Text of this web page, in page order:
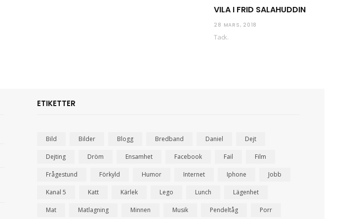
VILA I FRID SALAHUDDIN
28 MARS, 2018
Tack.
ETIKETTER
Bild Bilder Blogg Bredband Daniel Dejt
Dejting Dröm Ensamhet Facebook Fail Film
Frågestund Förkyld Humor Internet Iphone Jobb
Kanal 5 Katt Kärlek Lego Lunch Lägenhet
Mat Matlagning Minnen Musik Pendeltåg Porr